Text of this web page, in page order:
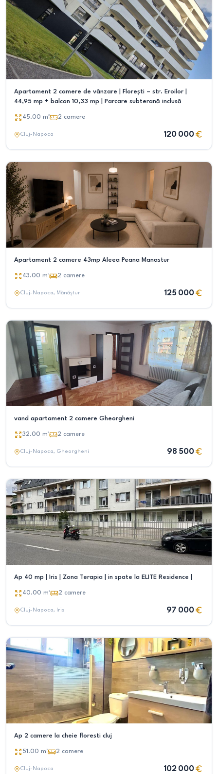
Apartament 2 camere de vânzare | Florești – str. Eroilor |
44,95 mp + balcon 10,33 mp | Parcare subterană inclusă
45.00 m² 2 camere
Cluj-Napoca 120 000
Apartament 2 camere 43mp Aleea Peana Manastur
43.00 m² 2 camere
Cluj-Napoca, Mănăștur 125 000
vand apartament 2 camere Gheorgheni
32.00 m² 2 camere
Cluj-Napoca, Gheorgheni 98 500
Ap 40 mp | Iris | Zona Terapia | in spate la ELITE Residence |
40.00 m² 2 camere
Cluj-Napoca, Iris 97 000
Ap 2 camere la cheie floresti cluj
51.00 m² 2 camere
Cluj-Napoca 102 000